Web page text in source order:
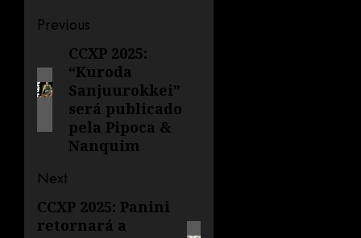
Previous
CCXP 2025:
“Kuroda
Sanjuurokkei”
será publicado
pela Pipoca &
Nanquim
Next
CCXP 2025: Panini
retornará a